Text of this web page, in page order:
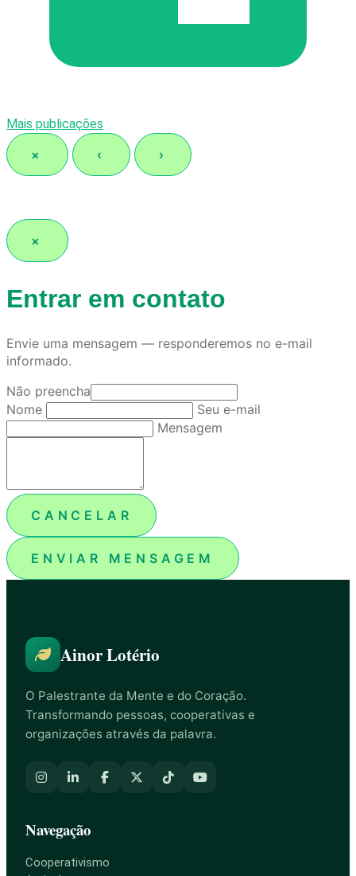
Mais publicações
× ‹ ›
×
Entrar em contato
Envie uma mensagem — responderemos no e-mail
informado.
Não preencha
Nome
Seu e-mail
Mensagem
CANCELAR
ENVIAR MENSAGEM
Ainor Lotério
O Palestrante da Mente e do Coração.
Transformando pessoas, cooperativas e
organizações através da palavra.
Navegação
Cooperativismo